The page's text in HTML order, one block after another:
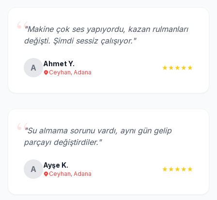
“"Makine çok ses yapıyordu, kazan rulmanları
değişti. Şimdi sessiz çalışıyor."
A Ahmet Y.
Ceyhan, Adana
★★★★★
“"Su almama sorunu vardı, aynı gün gelip
parçayı değiştirdiler."
A Ayşe K.
Ceyhan, Adana
★★★★★